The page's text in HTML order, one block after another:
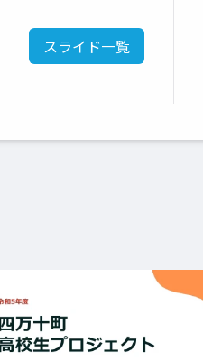
スライド一覧